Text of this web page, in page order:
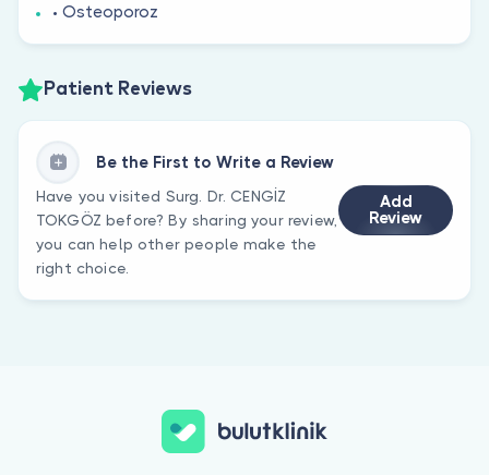
• Osteoporoz
Patient Reviews
Be the First to Write a Review
Have you visited Surg. Dr. CENGİZ
TOKGÖZ before? By sharing your review,
you can help other people make the
right choice.
Add
Review